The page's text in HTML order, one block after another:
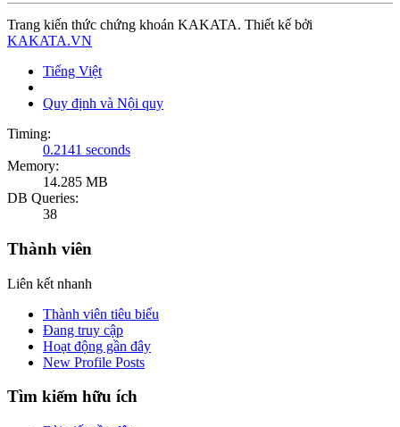
Trang kiến thức chứng khoán KAKATA. Thiết kế bởi
KAKATA.VN
Tiếng Việt
Quy định và Nội quy
Timing:
0.2141 seconds
Memory:
14.285 MB
DB Queries:
38
Thành viên
Liên kết nhanh
Thành viên tiêu biểu
Đang truy cập
Hoạt động gần đây
New Profile Posts
Tìm kiếm hữu ích